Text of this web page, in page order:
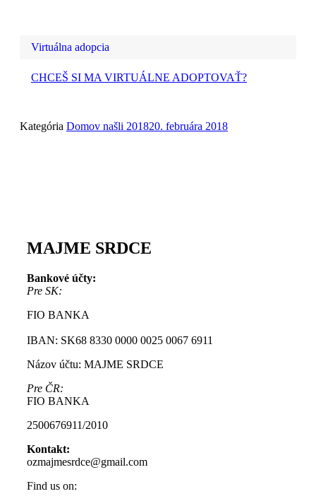
Virtuálna adopcia
CHCEŠ SI MA VIRTUÁLNE ADOPTOVAŤ?
Kategória Domov našli 201820. februára 2018
MAJME SRDCE
Bankové účty:
Pre SK:
FIO BANKA
IBAN: SK68 8330 0000 0025 0067 6911
Názov účtu: MAJME SRDCE
Pre ČR:
FIO BANKA
2500676911/2010
Kontakt:
ozmajmesrdce@gmail.com
Find us on: